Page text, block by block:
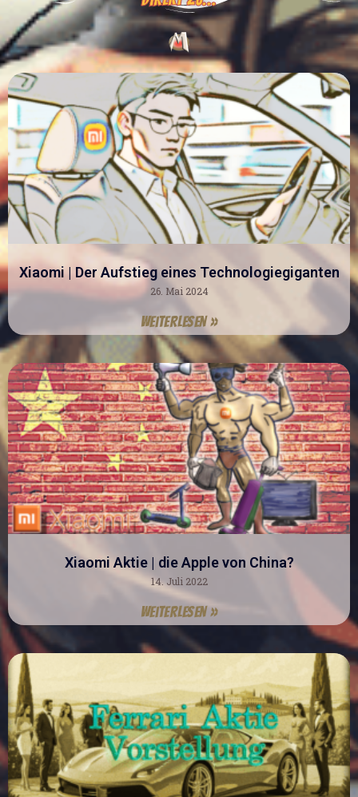
Xiaomi | Der Aufstieg eines Technologiegiganten
26. Mai 2024
Weiterlesen »
Xiaomi Aktie | die Apple von China?
14. Juli 2022
Weiterlesen »